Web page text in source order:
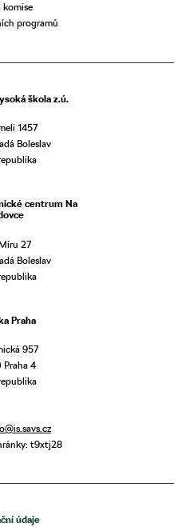
komise
programů
škola z.ú.
1457
Boleslav
centrum Na
27
Boleslav
Praha
957
Praha 4
t9xtj28
údaje